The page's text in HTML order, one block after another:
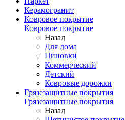
Керамогранит
Ковровое покрытие
Ковровое покрытие
Назад
Для дома
Циновки
Коммерческий
Детский
Ковровые дорожки
Грязезащитные покрытия
Грязезащитные покрытия
Назад